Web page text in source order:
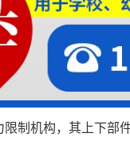
限制机构，其上下部